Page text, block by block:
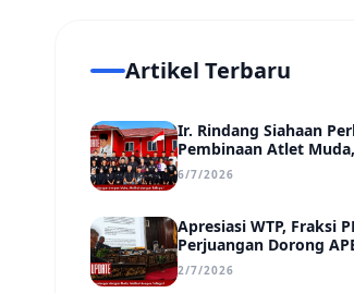
Artikel Terbaru
Ir. Rindang Siahaan
Pembinaan Atlet
MSC Siapkan Generasi
Hadapi Kejuaraan
6/7/2026
Apresiasi WTP, Fraksi
Perjuangan Dorong
Kabupaten Bungo
Transparan, dan
2/7/2026